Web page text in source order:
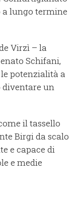
lungo termine
Virzì – la
Schifani,
potenzialità a
diventare un
il tassello
Birgi da scalo
e capace di
e medie